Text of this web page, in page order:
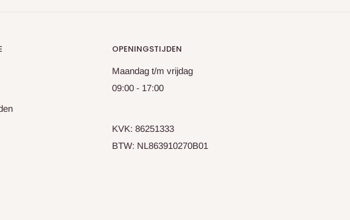
OPENINGSTIJDEN
Maandag t/m vrijdag
09:00 - 17:00
KVK: 86251333
BTW: NL863910270B01